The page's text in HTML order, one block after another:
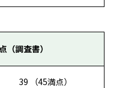
調査書）
39 （45満点）